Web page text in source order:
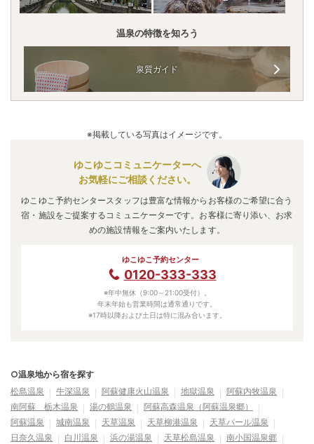
温泉の特徴を知ろう
泉質ガイド
※掲載している写真はイメージです。
ゆこゆこコミュニケーターへ
お気軽にご相談ください。
ゆこゆこ予約センタースタッフは豊富な情報からお客様のご希望に合う
宿・施設をご提案するコミュニケーターです。お客様に寄り添い、お求
めの施設情報をご案内いたします。
ゆこゆこ予約センター
0120-333-333
※年中無休（9:00～21:00受付）。
年末年始も営業時間は通常通りです。
※17時以降および土日は特に混み合います。
○温泉地から宿を探す
松島温泉
牛深温泉 阿蘇健康火山温泉 地獄温泉
阿蘇内牧温泉
南阿蘇 栃木温泉
湯の鶴温泉
阿蘇高森温泉（阿蘇温泉郷）
阿蘇温泉
城南温泉 天草温泉 天草柳港温泉
天草パール温泉
日奈久温泉
白川温泉 浜の湯温泉 天草松島温泉
南小国温泉郷